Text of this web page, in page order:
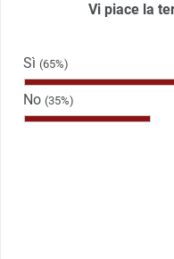
Vi piace la
Sì (65%)
No (35%)